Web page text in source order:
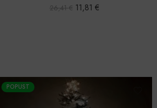
26,41€ 11,81 €
POPUST